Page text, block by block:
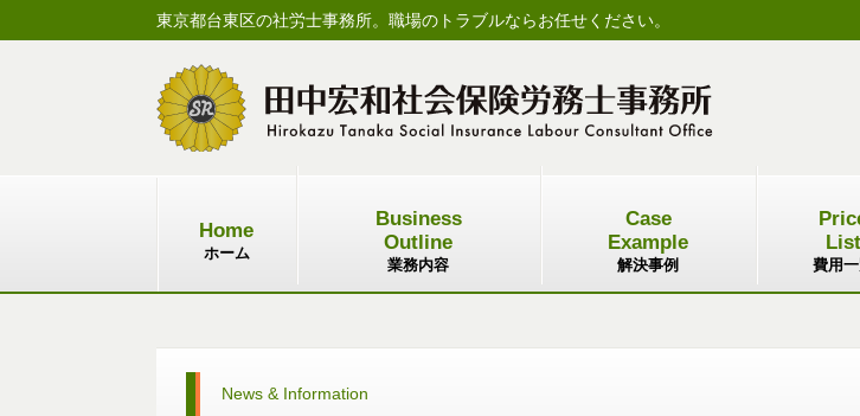
東京都台東区の社労士事務所。職場のトラブルならお任せください。
Home
ホーム
Business
Outline
業務内容
Case
Example
解決事例
List
費用
News & Information